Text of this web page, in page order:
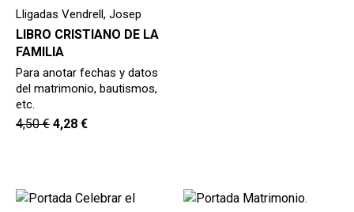
Lligadas Vendrell, Josep
LIBRO CRISTIANO DE LA
FAMILIA
Para anotar fechas y datos
del matrimonio, bautismos,
etc.
4,50€ 4,28 €